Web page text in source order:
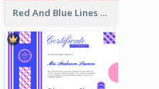
Red And Blue Lines And Badge Completion Certificate